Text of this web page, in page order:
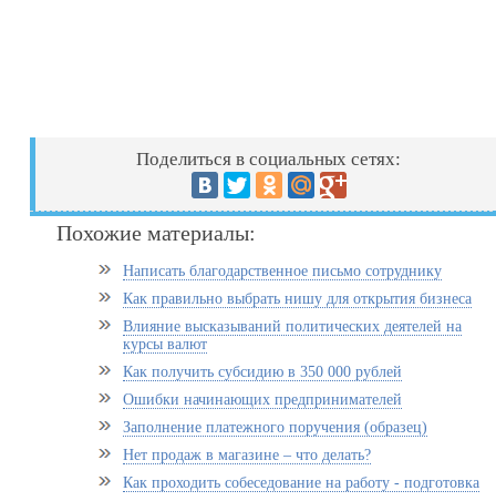
Поделиться в социальных сетях:
Похожие материалы:
Написать благодарственное письмо сотруднику
Как правильно выбрать нишу для открытия бизнеса
Влияние высказываний политических деятелей на
курсы валют
Как получить субсидию в 350 000 рублей
Ошибки начинающих предпринимателей
Заполнение платежного поручения (образец)
Нет продаж в магазине – что делать?
Как проходить собеседование на работу - подготовка